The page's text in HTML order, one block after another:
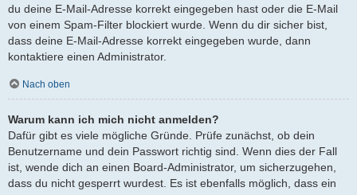
du deine E-Mail-Adresse korrekt eingegeben hast oder die E-Mail
von einem Spam-Filter blockiert wurde. Wenn du dir sicher bist,
dass deine E-Mail-Adresse korrekt eingegeben wurde, dann
kontaktiere einen Administrator.
Nach oben
Warum kann ich mich nicht anmelden?
Dafür gibt es viele mögliche Gründe. Prüfe zunächst, ob dein
Benutzername und dein Passwort richtig sind. Wenn dies der Fall
ist, wende dich an einen Board-Administrator, um sicherzugehen,
dass du nicht gesperrt wurdest. Es ist ebenfalls möglich, dass ein